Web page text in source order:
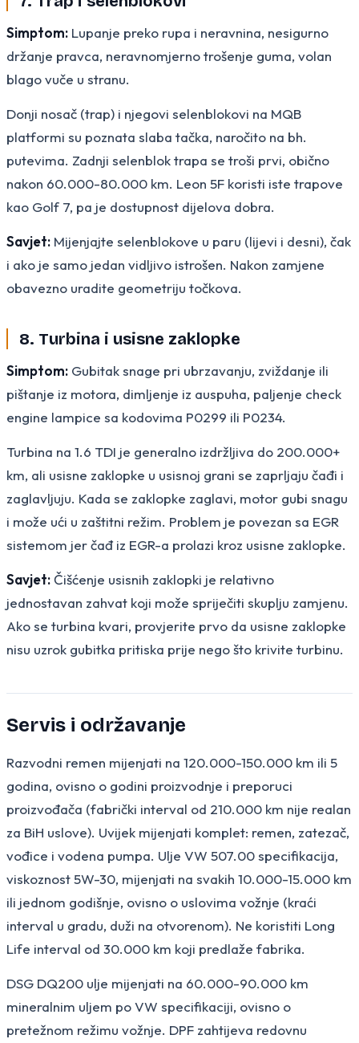
Simptom: Lupanje preko rupa i neravnina, nesigurno
držanje pravca, neravnomjerno trošenje guma, volan
blago vuče u stranu.
Donji nosač (trap) i njegovi selenblokovi na MQB
platformi su poznata slaba tačka, naročito na bh.
putevima. Zadnji selenblok trapa se troši prvi, obično
nakon 60.000-80.000 km. Leon 5F koristi iste trapove
kao Golf 7, pa je dostupnost dijelova dobra.
Savjet: Mijenjajte selenblokove u paru (lijevi i desni), čak
i ako je samo jedan vidljivo istrošen. Nakon zamjene
obavezno uradite geometriju točkova.
8. Turbina i usisne zaklopke
Simptom: Gubitak snage pri ubrzavanju, zviždanje ili
pištanje iz motora, dimljenje iz auspuha, paljenje check
engine lampice sa kodovima P0299 ili P0234.
Turbina na 1.6 TDI je generalno izdržljiva do 200.000+
km, ali usisne zaklopke u usisnoj grani se zaprljaju čađi i
zaglavljuju. Kada se zaklopke zaglavi, motor gubi snagu
i može ući u zaštitni režim. Problem je povezan sa EGR
sistemom jer čađ iz EGR-a prolazi kroz usisne zaklopke.
Savjet:Čišćenje usisnih zaklopki je relativno
jednostavan zahvat koji može spriječiti skuplju zamjenu.
Ako se turbina kvari, provjerite prvo da usisne zaklopke
nisu uzrok gubitka pritiska prije nego što krivite turbinu.
Servis i održavanje
Razvodni remen mijenjati na 120.000-150.000 km ili 5
godina, ovisno o godini proizvodnje i preporuci
proizvođača (fabrički interval od 210.000 km nije realan
za BiH uslove). Uvijek mijenjati komplet: remen, zatezač,
vođice i vodena pumpa. Ulje VW 507.00 specifikacija,
viskoznost 5W-30, mijenjati na svakih 10.000-15.000 km
ili jednom godišnje, ovisno o uslovima vožnje (kraći
interval u gradu, duži na otvorenom). Ne koristiti Long
Life interval od 30.000 km koji predlaže fabrika.
DSG DQ200 ulje mijenjati na 60.000-90.000 km
mineralnim uljem po VW specifikaciji, ovisno o
pretežnom režimu vožnje. DPF zahtijeva redovnu